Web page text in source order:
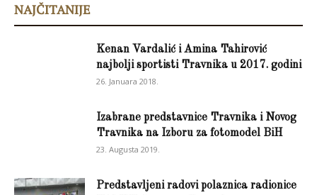
NAJČITANIJE
Kenan Vardalić i Amina Tahirović
najbolji sportisti Travnika u 2017. godini
26. Januara 2018.
Izabrane predstavnice Travnika i Novog
Travnika na Izboru za fotomodel BiH
23. Augusta 2019.
Predstavljeni radovi polaznica radionice